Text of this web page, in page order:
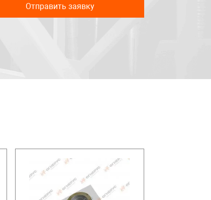
Отправить заявку